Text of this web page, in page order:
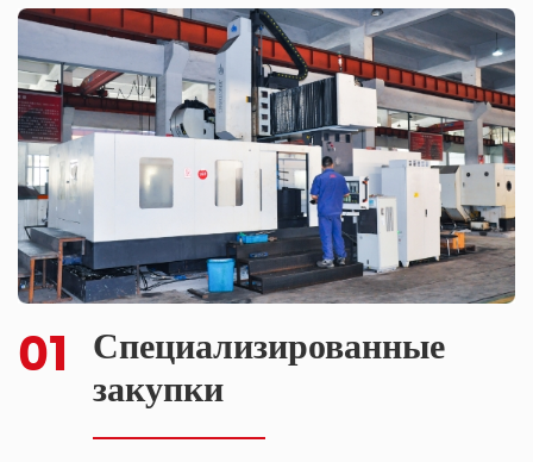
01 Специализированные
закупки